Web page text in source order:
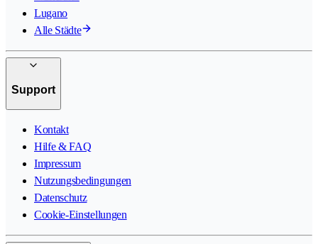
Lugano
Alle Städte
Support
Kontakt
Hilfe & FAQ
Impressum
Nutzungsbedingungen
Datenschutz
Cookie-Einstellungen